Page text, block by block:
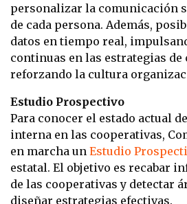
personalizar la comunicación
de cada persona. Además,
datos en tiempo real,
continuas en las estrategias
reforzando la cultura
Estudio Prospectivo
Para conocer el estado actual
interna en las cooperativas,
en marcha un Estudio
estatal. El objetivo es recabar
de las cooperativas y detectar
diseñar estrategias efectivas.